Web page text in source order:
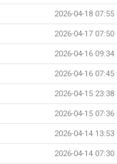
2026-04-18 07:55
2026-04-17 07:50
2026-04-16 09:34
2026-04-16 07:45
2026-04-15 23:38
2026-04-15 07:36
2026-04-14 13:53
2026-04-14 07:30